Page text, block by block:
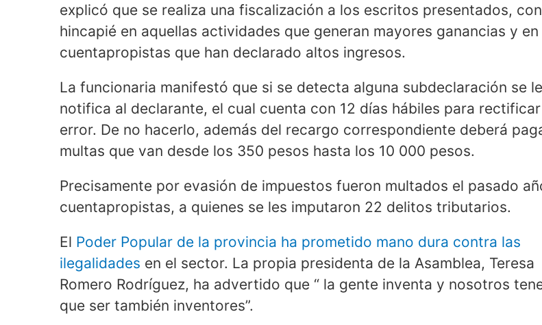
explicó que se realiza una fiscalización a los escritos presentados,
hincapié en aquellas actividades que generan mayores ganancias y en
cuentapropistas que han declarado altos ingresos.
La funcionaria manifestó que si se detecta alguna subdeclaración se le
notifica al declarante, el cual cuenta con 12 días hábiles para
error. De no hacerlo, además del recargo correspondiente deberá
multas que van desde los 350 pesos hasta los 10 000 pesos.
Precisamente por evasión de impuestos fueron multados el pasado
cuentapropistas, a quienes se les imputaron 22 delitos tributarios.
El Poder Popular de la provincia ha prometido mano dura contra las
ilegalidades en el sector. La propia presidenta de la Asamblea, Teresa
Romero Rodríguez, ha advertido que “ la gente inventa y nosotros
que ser también inventores”.